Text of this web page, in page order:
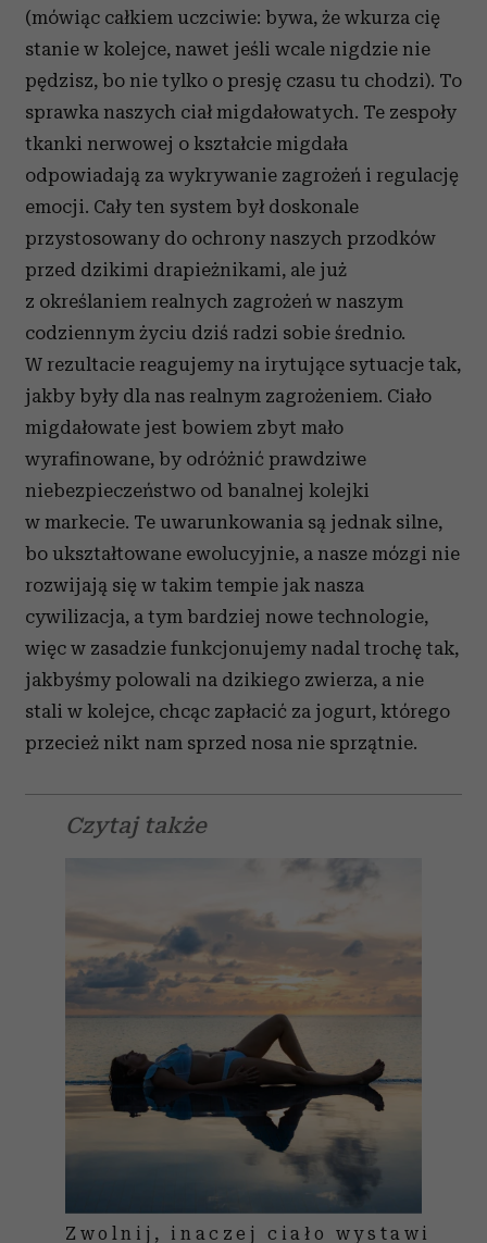
(mówiąc całkiem uczciwie: bywa, że wkurza cię
stanie w kolejce, nawet jeśli wcale nigdzie nie
pędzisz, bo nie tylko o presję czasu tu chodzi). To
sprawka naszych ciał migdałowatych. Te zespoły
tkanki nerwowej o kształcie migdała
odpowiadają za wykrywanie zagrożeń i regulację
emocji. Cały ten system był doskonale
przystosowany do ochrony naszych przodków
przed dzikimi drapieżnikami, ale już
z określaniem realnych zagrożeń w naszym
codziennym życiu dziś radzi sobie średnio.
W rezultacie reagujemy na irytujące sytuacje tak,
jakby były dla nas realnym zagrożeniem. Ciało
migdałowate jest bowiem zbyt mało
wyrafinowane, by odróżnić prawdziwe
niebezpieczeństwo od banalnej kolejki
w markecie. Te uwarunkowania są jednak silne,
bo ukształtowane ewolucyjnie, a nasze mózgi nie
rozwijają się w takim tempie jak nasza
cywilizacja, a tym bardziej nowe technologie,
więc w zasadzie funkcjonujemy nadal trochę tak,
jakbyśmy polowali na dzikiego zwierza, a nie
stali w kolejce, chcąc zapłacić za jogurt, którego
przecież nikt nam sprzed nosa nie sprzątnie.
Czytaj także
Zwolnij, inaczej ciało wystawi